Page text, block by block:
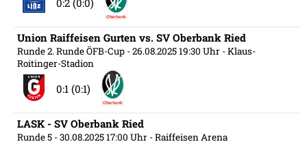
0:2 (0:0)
Union Raiffeisen Gurten vs. SV Oberbank Ried
Runde 2. Runde ÖFB-Cup - 26.08.2025 19:30 Uhr - Klaus-
Roitinger-Stadion
0:1 (0:1)
LASK - SV Oberbank Ried
Runde 5 - 30.08.2025 17:00 Uhr - Raiffeisen Arena